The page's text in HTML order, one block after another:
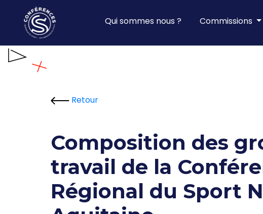
Qui sommes nous ? Commissions
Retour
Composition des
travail de la
Régional du Sport